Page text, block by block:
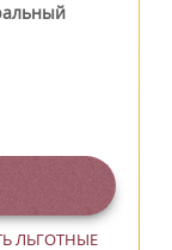
ЛЬГОТНЫЕ